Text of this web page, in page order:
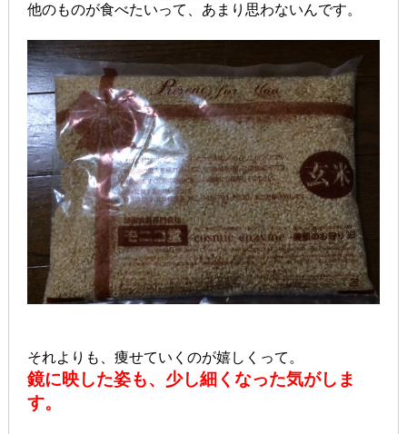
他のものが食べたいって、あまり思わないんです。
それよりも、痩せていくのが嬉しくって。
鏡に映した姿も、少し細くなった気がしま
す。